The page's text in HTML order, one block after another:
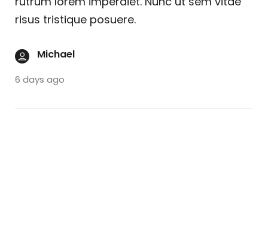
risus tristique posuere.
Michael
6 days ago